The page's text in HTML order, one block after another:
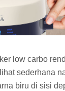
low carbo
sederhana
biru di sisi